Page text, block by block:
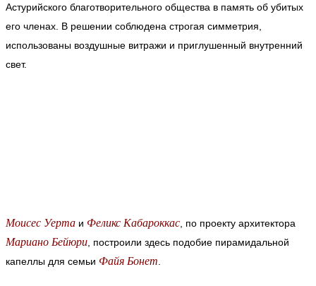
Астурийского благотворительного общества в память об убитых
его членах. В решении соблюдена строгая симметрия,
использованы воздушные витражи и приглушенный внутренний
свет.
Моисес Уерта и Феликс Кабароккас , по проекту архитектора
Мариано Бейюри построили здесь подобие пирамидальной
капеллы для семьи Файя Бонет